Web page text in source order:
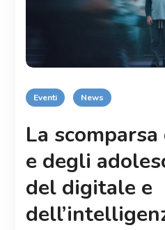
Eventi News
La
e degli
del digitale e